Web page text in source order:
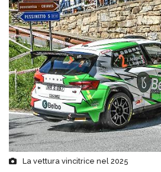
La vettura vincitrice nel 2025